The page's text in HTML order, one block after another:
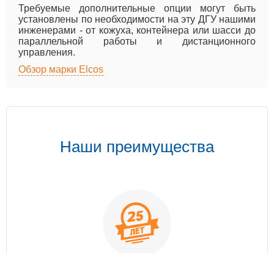
Требуемые дополнительные опции могут быть
установлены по необходимости на эту ДГУ нашими
инженерами - от кожуха, контейнера или шасси до
параллельной работы и дистанционного
управления.
Обзор марки Elcos
Наши преимущества